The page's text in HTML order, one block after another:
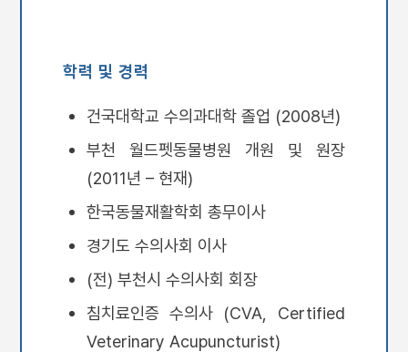
학력 및 경력
건국대학교 수의과대학 졸업 (2008년)
부천 월드펫동물병원 개원 및 원장
(2011년 – 현재)
한국동물재활학회 총무이사
경기도 수의사회 이사
(전) 부천시 수의사회 회장
침치료인증 수의사 (CVA, Certified
Veterinary Acupuncturist)